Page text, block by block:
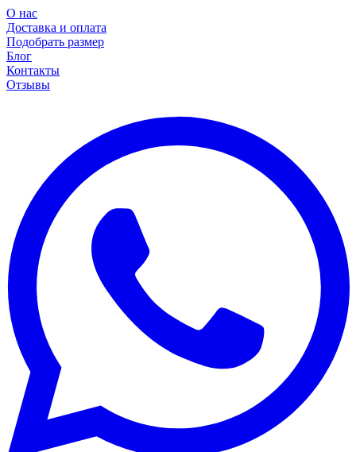
О нас
Доставка и оплата
Подобрать размер
Блог
Контакты
Отзывы